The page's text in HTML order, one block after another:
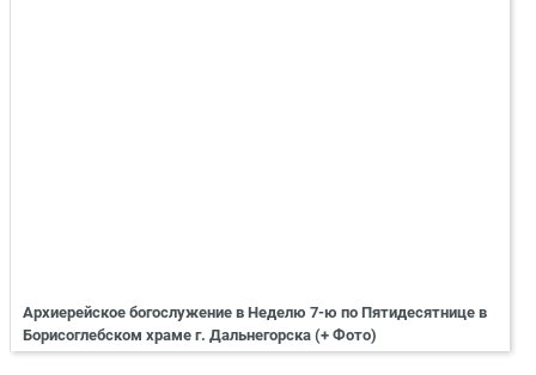
Архиерейское богослужение в Неделю 7-ю по Пятидесятнице в
Борисоглебском храме г. Дальнегорска (+ Фото)